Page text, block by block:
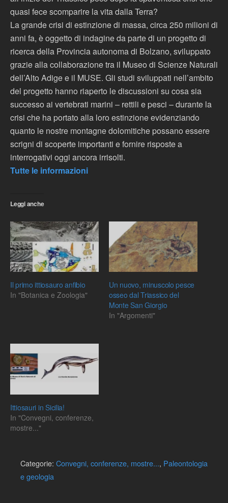
quasi fece scomparire la vita dalla Terra?
La grande crisi di estinzione di massa, circa 250 milioni di
anni fa, è oggetto di indagine da parte di un progetto di
ricerca della Provincia autonoma di Bolzano, sviluppato
grazie alla collaborazione tra il Museo di Scienze Naturali
dell’Alto Adige e il MUSE. Gli studi sviluppati nell’ambito
del progetto hanno riaperto le discussioni su cosa sia
successo ai vertebrati marini – rettili e pesci – durante la
crisi che ha portato alla loro estinzione evidenziando
quanto le nostre montagne dolomitiche possano essere
scrigni di scoperte importanti e fornire risposte a
interrogativi oggi ancora irrisolti.
Tutte le informazioni
Leggi anche
Il primo ittiosauro anfibio
In "Botanica e Zoologia"
Un nuovo, minuscolo pesce
osseo dal Triassico del
Monte San Giorgio
In "Argomenti"
Ittiosauri in Sicilia!
In "Convegni, conferenze,
mostre..."
Categorie: Convegni, conferenze, mostre..., Paleontologia
e geologia